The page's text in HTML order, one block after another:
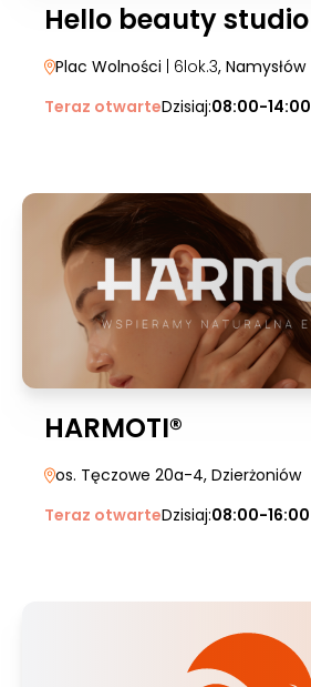
Hello beauty studio
Plac Wolności | 6lok.3, Namysłów
Teraz otwarteDzisiaj:08:00-14:00
HARMOTI®
os. Tęczowe 20a-4, Dzierżoniów
Teraz otwarteDzisiaj:08:00-16:00